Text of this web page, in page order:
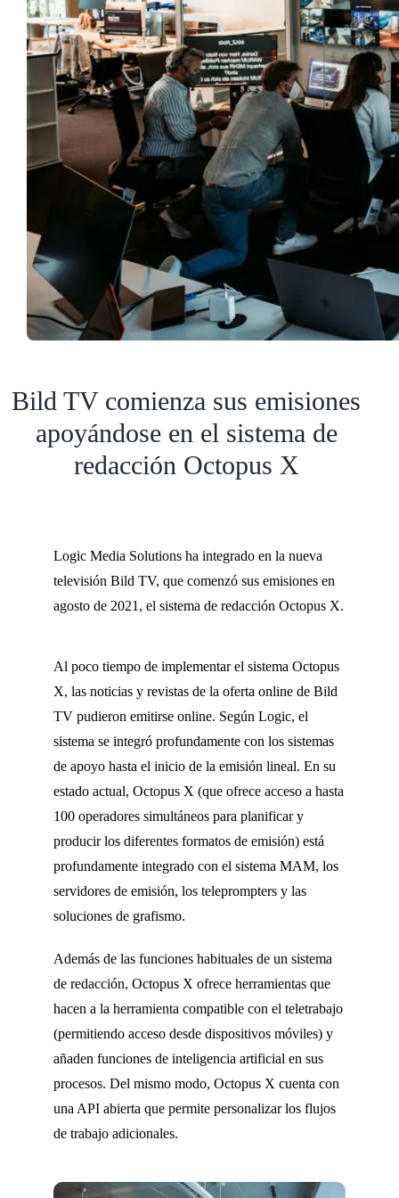
Bild TV comienza sus emisiones
apoyándose en el sistema de
redacción Octopus X
Logic Media Solutions ha integrado en la nueva
televisión Bild TV, que comenzó sus emisiones en
agosto de 2021, el sistema de redacción Octopus X.
Al poco tiempo de implementar el sistema Octopus
X, las noticias y revistas de la oferta online de Bild
TV pudieron emitirse online. Según Logic, el
sistema se integró profundamente con los sistemas
de apoyo hasta el inicio de la emisión lineal. En su
estado actual, Octopus X (que ofrece acceso a hasta
100 operadores simultáneos para planificar y
producir los diferentes formatos de emisión) está
profundamente integrado con el sistema MAM, los
servidores de emisión, los teleprompters y las
soluciones de grafismo.
Además de las funciones habituales de un sistema
de redacción, Octopus X ofrece herramientas que
hacen a la herramienta compatible con el teletrabajo
(permitiendo acceso desde dispositivos móviles) y
añaden funciones de inteligencia artificial en sus
procesos. Del mismo modo, Octopus X cuenta con
una API abierta que permite personalizar los flujos
de trabajo adicionales.